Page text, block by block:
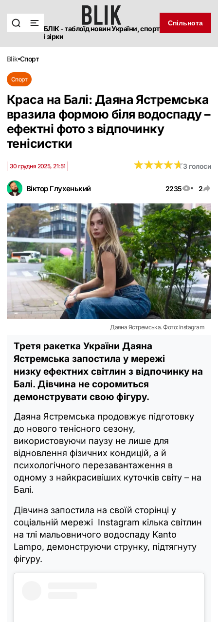
БЛІК - таблоїд новин України, спорт
і зірки
Спільнота
blik спорт
Спорт
Краса на Балі: Даяна Ястремська
вразила формою біля водоспаду –
ефектні фото з відпочинку
тенісистки
Віктор Глухенький 2235 2
30 грудня 2025, 21:51 ★★★★★
★★★★★3 голоси
Даяна Ястремська. Фото: Instagram
Третя ракетка України Даяна
Ястремська запостила у мережі
низку ефектних світлин з відпочинку на
Балі. Дівчина не соромиться
демонструвати свою фігуру.
Даяна Ястремська продовжує підготовку
до нового тенісного сезону,
використовуючи паузу не лише для
відновлення фізичних кондицій, а й
психологічного перезавантаження в
одному з найкрасивіших куточків світу – на
Балі.
Дівчина запостила на своїй сторінці у
соціальній мережі Instagram кілька світлин
на тлі мальовничого водоспаду Kanto
Lampo, демонструючи струнку, підтягнуту
фігуру.